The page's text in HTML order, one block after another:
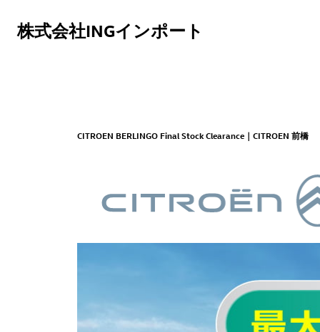
株式会社INGインポート
CITROEN BERLINGO Final Stock Clearance｜CITROEN 前橋